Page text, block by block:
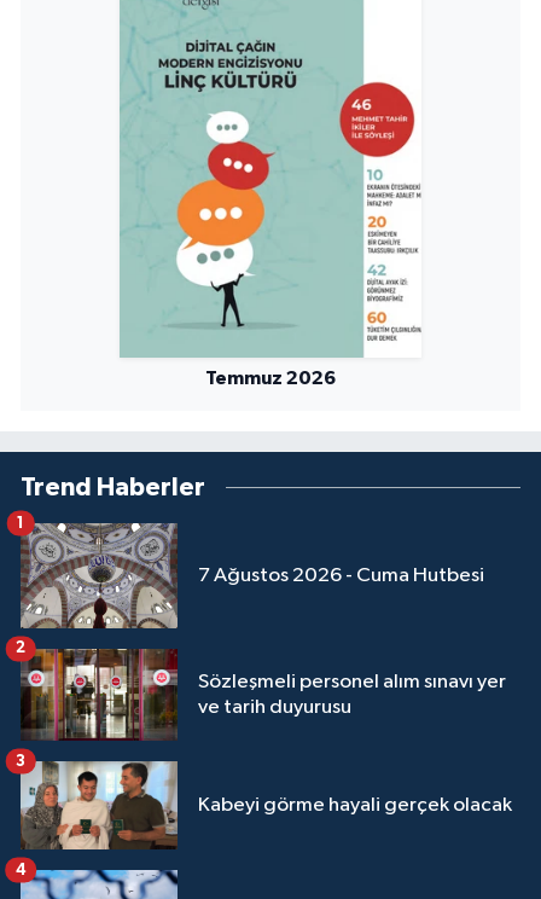
Temmuz 2026
Trend Haberler
7 Ağustos 2026 - Cuma Hutbesi
1
Sözleşmeli personel alım sınavı yer
ve tarih duyurusu
2
Kabeyi görme hayali gerçek olacak
3
4